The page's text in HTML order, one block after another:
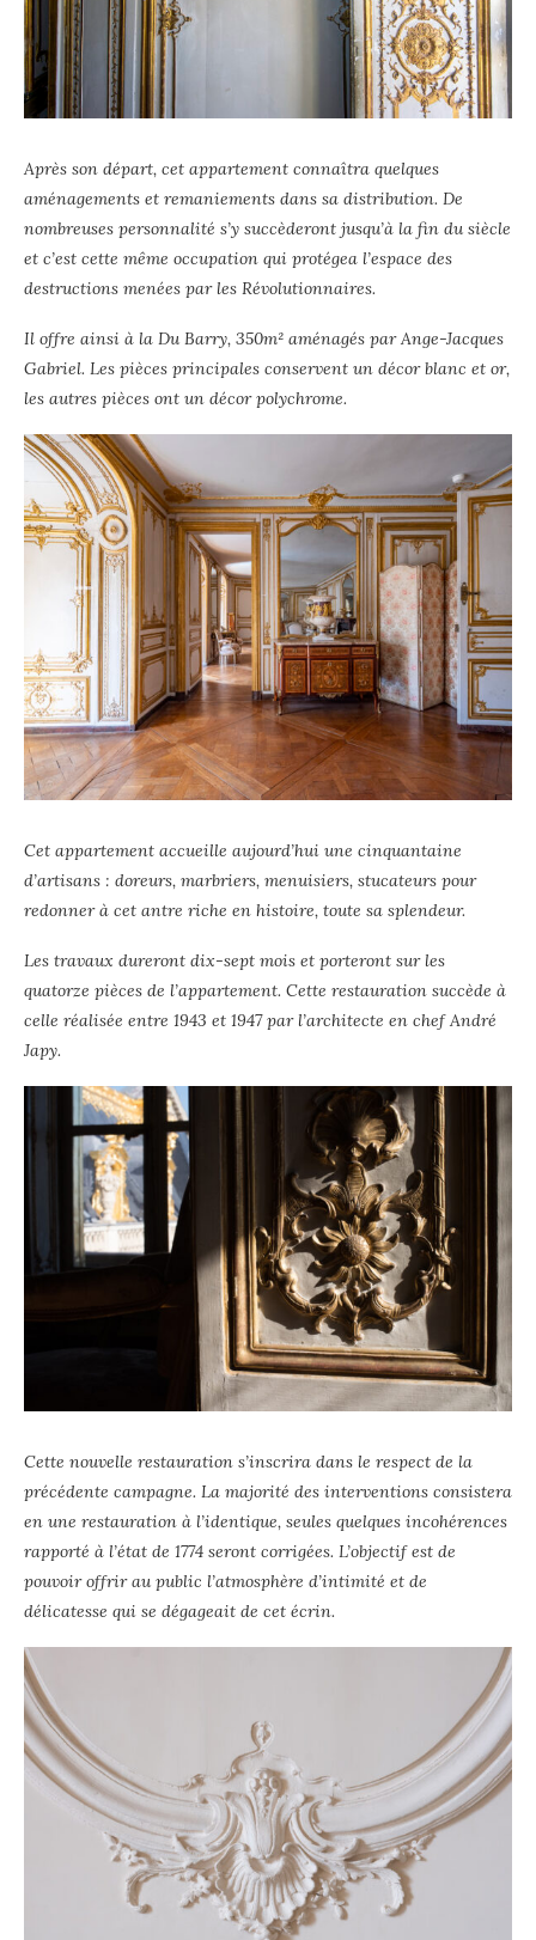
Après son départ, cet appartement connaîtra quelques
aménagements et remaniements dans sa distribution. De
nombreuses personnalité s’y succèderont jusqu’à la fin du siècle
et c’est cette même occupation qui protégea l’espace des
destructions menées par les Révolutionnaires.
Il offre ainsi à la Du Barry, 350m² aménagés par Ange-Jacques
Gabriel. Les pièces principales conservent un décor blanc et or,
les autres pièces ont un décor polychrome.
Cet appartement accueille aujourd’hui une cinquantaine
d’artisans : doreurs, marbriers, menuisiers, stucateurs pour
redonner à cet antre riche en histoire, toute sa splendeur.
Les travaux dureront dix-sept mois et porteront sur les
quatorze pièces de l’appartement. Cette restauration succède à
celle réalisée entre 1943 et 1947 par l’architecte en chef André
Japy.
Cette nouvelle restauration s’inscrira dans le respect de la
précédente campagne. La majorité des interventions consistera
en une restauration à l’identique, seules quelques incohérences
rapporté à l’état de 1774 seront corrigées. L’objectif est de
pouvoir offrir au public l’atmosphère d’intimité et de
délicatesse qui se dégageait de cet écrin.